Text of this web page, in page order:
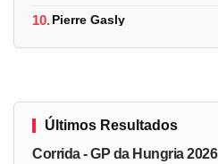
10.Pierre Gasly
Últimos Resultados
Corrida - GP da Hungria 2026